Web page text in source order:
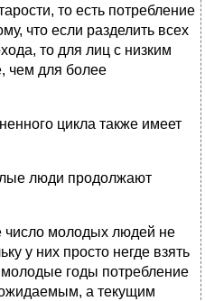
то есть потребление
что если разделить всех
то для лиц с низким
чем для более
цикла также имеет
люди продолжают
число молодых людей не
у них просто негде взять
годы потребление
а текущим